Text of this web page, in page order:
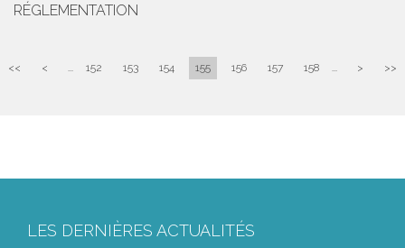
RÉGLEMENTATION
<< < 152 153 154 155 156 157 158 > >>
LES DERNIÈRES ACTUALITÉS